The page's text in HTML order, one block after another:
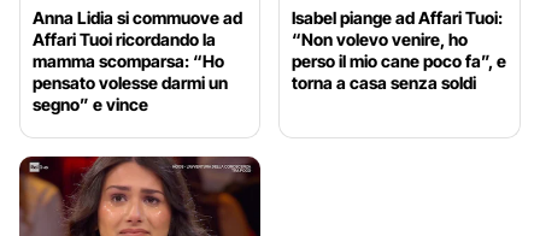
Anna Lidia si commuove ad
Affari Tuoi ricordando la
mamma scomparsa: “Ho
pensato volesse darmi un
segno” e vince
Isabel piange ad Affari Tuoi:
“Non volevo venire, ho
perso il mio cane poco fa”, e
torna a casa senza soldi